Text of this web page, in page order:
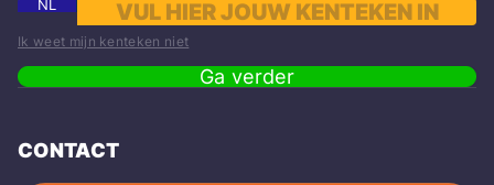
NL
Ik weet mijn kenteken niet
Ga verder
CONTACT